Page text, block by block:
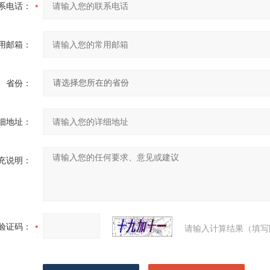
电话：
邮箱：
省份：
地址：
说明：
证码： 请输入计算结果（填